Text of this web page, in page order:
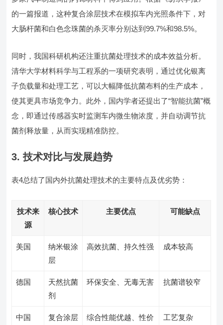
的一篇报道，这种复合涂层技术在模拟车内光照条件下，对
大肠杆菌和白色念珠菌的杀灭率分别达到99.7%和98.5%。
同时，我国科研机构还注重抗菌处理技术的成本效益分析。
清华大学材料科学与工程系的一项研究表明，通过优化银离
子负载量和处理工艺，可以大幅降低抗菌布料的生产成本，
使其更具市场竞争力。此外，国内学者还提出了“智能抗菌”概
念，即通过传感器实时监测车内微生物浓度，并自动调节抗
菌剂释放量，从而实现精准防控。
3.技术对比与发展趋势
表4总结了国内外抗菌处理技术的主要特点及优劣势：
技术来
源
核心技术 主要优点 可能缺点
美国
纳米银涂
层
高效抗菌、持久性强 成本较高
德国
天然抗菌
剂
环保安全、无毒无害 抗菌谱较窄
中国 复合涂层
综合性能优越、性价
工艺复杂